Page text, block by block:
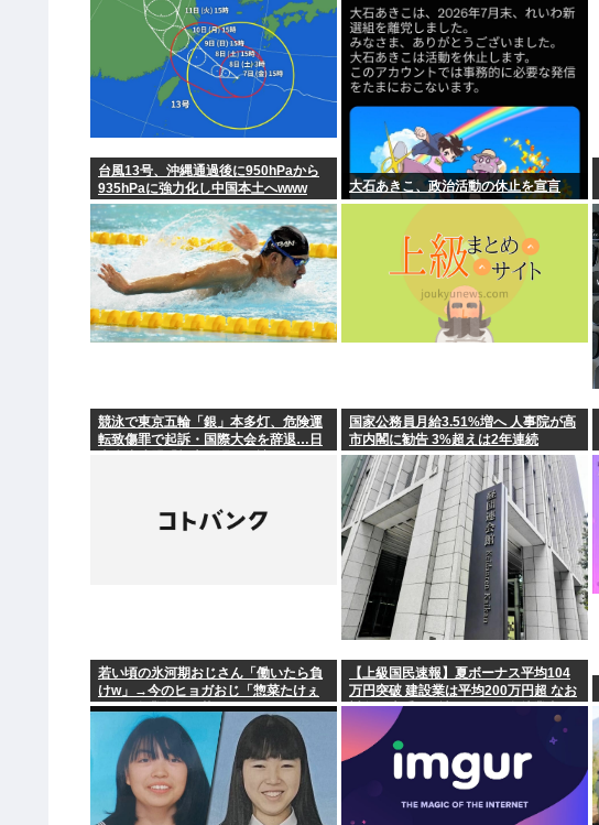
台風13号、沖縄通過後に950hPaから
935hPaに強力化し中国本土へwww
大石あきこ、政治活動の休止を宣言
競泳で東京五輪「銀」本多灯、危険運
転致傷罪で起訴・国際大会を辞退…日
国家公務員月給3.51%増へ 人事院が高
市内閣に勧告 3%超えは2年連続
若い頃の氷河期おじさん「働いたら負
けw」→今のヒョガおじ「惣菜たけぇ
よ..」 自業自得で草
【上級国民速報】夏ボーナス平均104
万円突破 建設業は平均200万円超 なお
対象は大手163社93万人、全就業者の